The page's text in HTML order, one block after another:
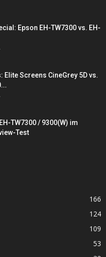
Epson EH-TW7300 vs. EH-
Elite Screens CineGrey 5D vs.
TW7300 / 9300(W) im
Test
166
124
109
53